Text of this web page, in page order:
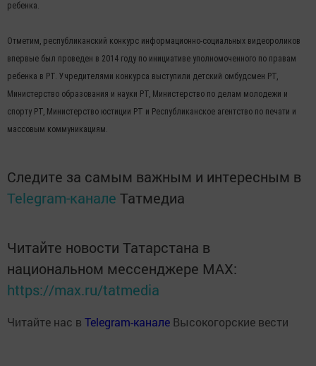
ребенка.
Отметим, республиканский конкурс информационно-социальных видеороликов
впервые был проведен в 2014 году по инициативе уполномоченного по правам
ребенка в РТ. Учредителями конкурса выступили детский омбудсмен РТ,
Министерство образования и науки РТ, Министерство по делам молодежи и
спорту РТ, Министерство юстиции РТ и Республиканское агентство по печати и
массовым коммуникациям.
Следите за самым важным и интересным в
Telegram-канале Татмедиа
Читайте новости Татарстана в
национальном мессенджере MАХ:
https://max.ru/tatmedia
Читайте нас в Telegram-канале Высокогорские вести